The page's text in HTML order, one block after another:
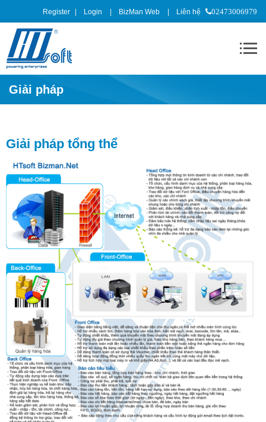
Register Login BizMan Web Liên hệ 02473006979
Giải pháp
Giải pháp tổng thể